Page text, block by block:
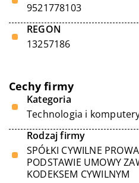
9521778103
REGON
13257186
Cechy firmy
Kategoria
Technologia i
Rodzaj firmy
SPÓŁKI CYWILNE
PODSTAWIE UMOWY
KODEKSEM CYWILNYM